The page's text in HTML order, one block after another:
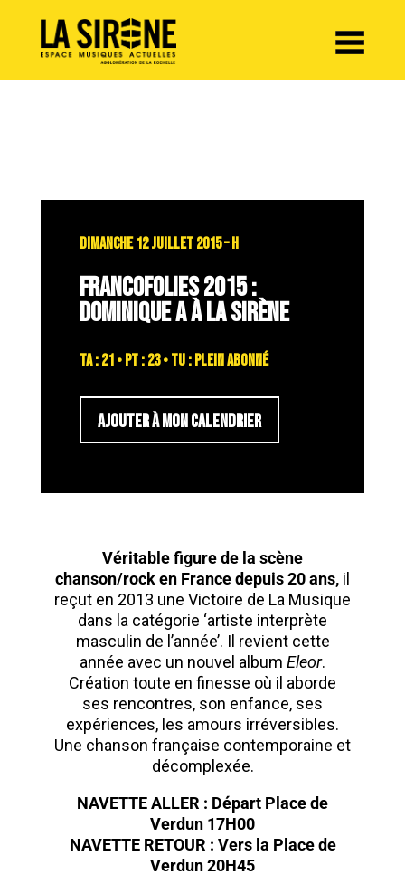
DIMANCHE 12 JUILLET 2015 – H
FRANCOFOLIES 2015 :
DOMINIQUE A À LA SIRÈNE
TA : 21 • PT : 23 • TU : plein abonné
AJOUTER À MON CALENDRIER
Véritable figure de la scène
chanson/rock en France depuis 20 ans, il
reçut en 2013 une Victoire de La Musique
dans la catégorie ‘artiste interprète
masculin de l’année’. Il revient cette
année avec un nouvel album Eleor.
Création toute en finesse où il aborde
ses rencontres, son enfance, ses
expériences, les amours irréversibles.
Une chanson française contemporaine et
décomplexée.
NAVETTE ALLER : Départ Place de
Verdun 17H00
NAVETTE RETOUR : Vers la Place de
Verdun 20H45